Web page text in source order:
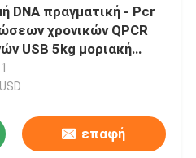
DNA πραγματική - Pcr
χρονικών QPCR
USB 5kg μοριακή
επαφή